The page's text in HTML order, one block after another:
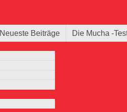
Neueste Beiträge
Die Mucha -